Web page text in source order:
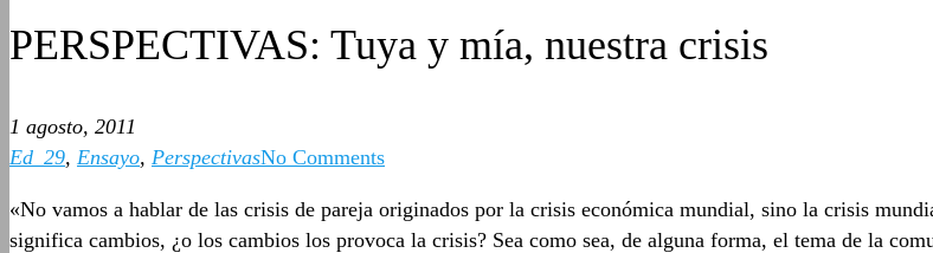
PERSPECTIVAS: Tuya y mía, nuestra crisis
1 agosto, 2011
Ed_29, Ensayo, PerspectivasNo Comments
«No vamos a hablar de las crisis de pareja originados por la crisis económica mundial, sino la crisis
significa cambios, ¿o los cambios los provoca la crisis? Sea como sea, de alguna forma, el tema de la